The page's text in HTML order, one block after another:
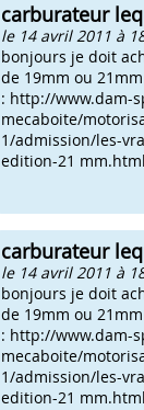
carburateur
le 14 avril 2011 à
bonjours je doit
de 19mm ou
: http://www.dam-
mecaboite/
1/admission/les-
edition-21
carburateur
le 14 avril 2011 à
bonjours je doit
de 19mm ou
: http://www.dam-
mecaboite/
1/admission/les-
edition-21